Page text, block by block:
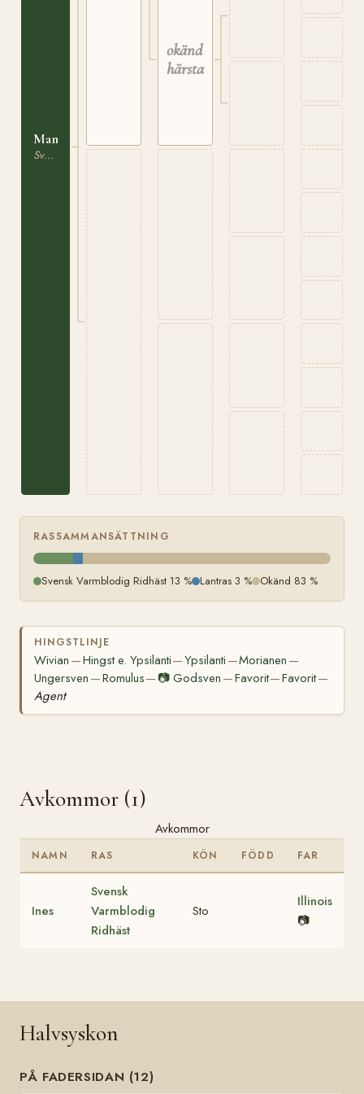
Manda
Svensk Varmblodig Ridhäst
okänd
härstamning
RASSAMMANSÄTTNING
Svensk Varmblodig Ridhäst 13 % Lantras 3 % Okänd 83 %
HINGSTLINJE
Wivian —Hingst e. Ypsilanti—Ypsilanti —Morianen —
Ungersven —Romulus— 📷Godsven —Favorit—Favorit—
Agent
Avkommor (1)
Avkommor
NAMN RAS KÖN FÖDD FAR
Ines
Svensk
Varmblodig
Ridhäst
Sto
Illinois
📷
Halvsyskon
PÅ FADERSIDAN (12)